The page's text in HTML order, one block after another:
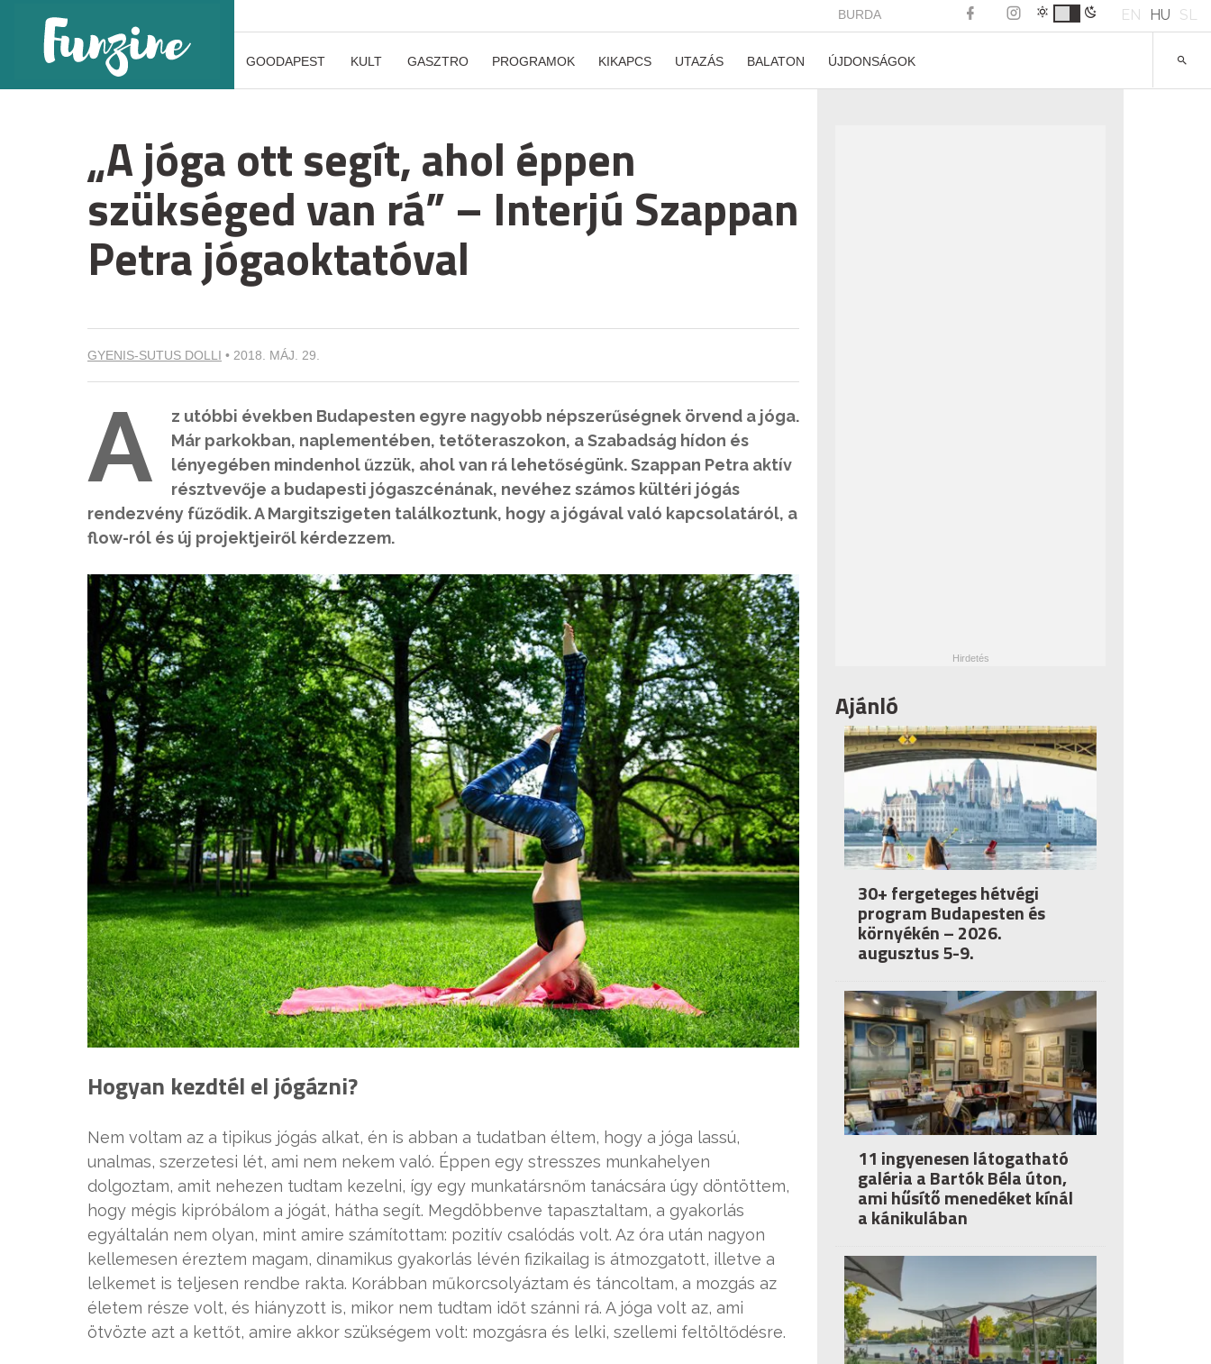
BURDA EN HU SL
GOODAPEST KULT GASZTRO PROGRAMOK KIKAPCS UTAZÁS BALATON ÚJDONSÁGOK
„A jóga ott segít, ahol éppen
szükséged van rá” – Interjú Szappan
Petra jógaoktatóval
GYENIS-SUTUS DOLLI • 2018. MÁJ. 29.
A
z utóbbi években Budapesten egyre nagyobb népszerűségnek örvend a jóga.
Már parkokban, naplementében, tetőteraszokon, a Szabadság hídon és
lényegében mindenhol űzzük, ahol van rá lehetőségünk. Szappan Petra aktív
résztvevője a budapesti jógaszcénának, nevéhez számos kültéri jógás
rendezvény fűződik. A Margitszigeten találkoztunk, hogy a jógával való kapcsolatáról, a
flow-ról és új projektjeiről kérdezzem.
Hogyan kezdtél el jógázni?
Nem voltam az a tipikus jógás alkat, én is abban a tudatban éltem, hogy a jóga lassú,
unalmas, szerzetesi lét, ami nem nekem való. Éppen egy stresszes munkahelyen
dolgoztam, amit nehezen tudtam kezelni, így egy munkatársnőm tanácsára úgy döntöttem,
hogy mégis kipróbálom a jógát, hátha segít. Megdöbbenve tapasztaltam, a gyakorlás
egyáltalán nem olyan, mint amire számítottam: pozitív csalódás volt. Az óra után nagyon
kellemesen éreztem magam, dinamikus gyakorlás lévén fizikailag is átmozgatott, illetve a
lelkemet is teljesen rendbe rakta. Korábban műkorcsolyáztam és táncoltam, a mozgás az
életem része volt, és hiányzott is, mikor nem tudtam időt szánni rá. A jóga volt az, ami
ötvözte azt a kettőt, amire akkor szükségem volt: mozgásra és lelki, szellemi feltöltődésre.
Ajánló
30+ fergeteges hétvégi
program Budapesten és
környékén – 2026.
augusztus 5-9.
11 ingyenesen látogatható
galéria a Bartók Béla úton,
ami hűsítő menedéket kínál
a kánikulában